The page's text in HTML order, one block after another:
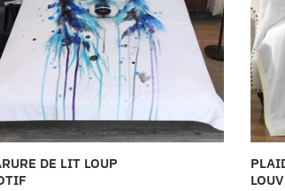
DE LIT LOUP